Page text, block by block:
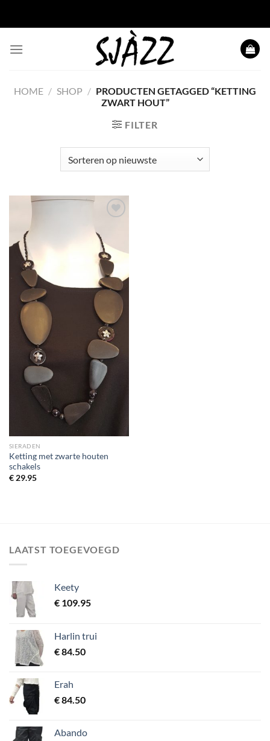
HOME / SHOP / PRODUCTEN GETAGGED “KETTING
ZWART HOUT”
FILTER
wenslijst
SIERADEN
Ketting met zwarte houten
schakels
€29.95
LAATST TOEGEVOEGD
Keety
€ 109.95
Harlin trui
€84.50
Erah
€84.50
Abando